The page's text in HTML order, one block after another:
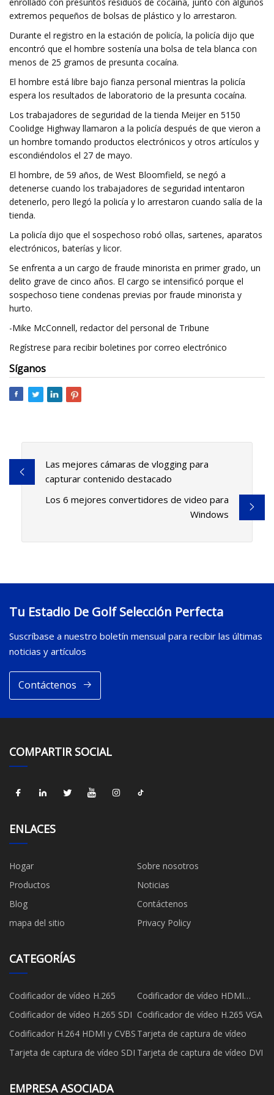
extremos pequeños de bolsas de plástico y lo arrestaron.
Durante el registro en la estación de policía, la policía dijo que
encontró que el hombre sostenía una bolsa de tela blanca con
menos de 25 gramos de presunta cocaína.
El hombre está libre bajo fianza personal mientras la policía
espera los resultados de laboratorio de la presunta cocaína.
Los trabajadores de seguridad de la tienda Meijer en 5150
Coolidge Highway llamaron a la policía después de que vieron a
un hombre tomando productos electrónicos y otros artículos y
escondiéndolos el 27 de mayo.
El hombre, de 59 años, de West Bloomfield, se negó a
detenerse cuando los trabajadores de seguridad intentaron
detenerlo, pero llegó la policía y lo arrestaron cuando salía de la
tienda.
La policía dijo que el sospechoso robó ollas, sartenes, aparatos
electrónicos, baterías y licor.
Se enfrenta a un cargo de fraude minorista en primer grado, un
delito grave de cinco años. El cargo se intensificó porque el
sospechoso tiene condenas previas por fraude minorista y
hurto.
-Mike McConnell, redactor del personal de Tribune
Regístrese para recibir boletines por correo electrónico
Síganos
Las mejores cámaras de vlogging para
capturar contenido destacado
Los 6 mejores convertidores de video para
Windows
Tu Estadio De Golf Selección Perfecta
Suscríbase a nuestro boletín mensual para recibir las últimas
noticias y artículos
Contáctenos
COMPARTIR SOCIAL
ENLACES
Hogar
Sobre nosotros
Productos
Noticias
Blog
Contáctenos
mapa del sitio
Privacy Policy
CATEGORÍAS
Codificador de vídeo H.265
Codificador de vídeo HDMI
H.265
Codificador de vídeo H.265 SDI Codificador de vídeo H.265 VGA
Codificador H.264 HDMI y CVBS Tarjeta de captura de vídeo
Tarjeta de captura de vídeo SDI Tarjeta de captura de vídeo DVI
EMPRESA ASOCIADA